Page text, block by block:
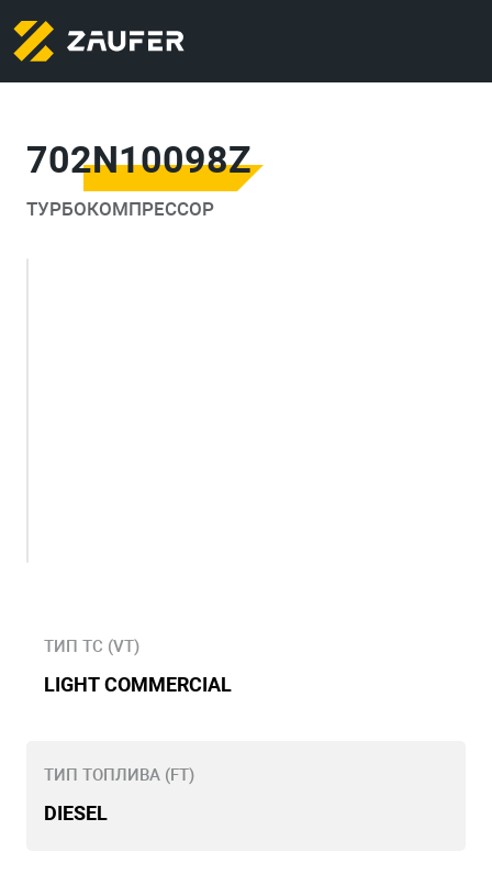
702N10098Z
ТУРБОКОМПРЕССОР
ТИП ТС (VT)
LIGHT COMMERCIAL
ТИП ТОПЛИВА (FT)
DIESEL